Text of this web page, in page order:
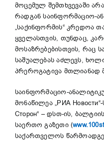
მოცემულ შემთხვევაში
რადგან საინფორმაციო-
„საქინფორმის“ კრედოა
ყველასთვის, თუნდაც,
მოსაზრებებისთვის, რაც
საშუალებას აძლევს,
პრეროგატივა მთლიანად
საინფორმაციო-
მონაწილეა „РИА
Сторон“ – დსთ-ის,
საერთო გაზეთი (
საქართველოს